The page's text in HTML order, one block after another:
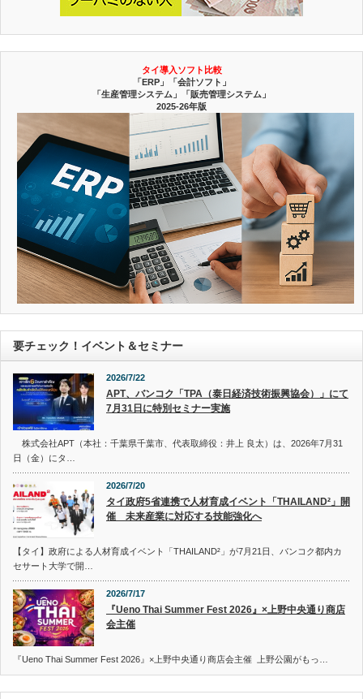
タイ導入ソフト比較
「ERP」「会計ソフト」
「生産管理システム」「販売管理システム」
2025-26年版
要チェック！イベント＆セミナー
2026/7/22
APT、バンコク「TPA（泰日経済技術振興協会）」にて
7月31日に特別セミナー実施
株式会社APT（本社：千葉県千葉市、代表取締役：井上 良太）は、2026年7月31
日（金）にタ…
2026/7/20
タイ政府5省連携で人材育成イベント「THAILAND²」開
催 未来産業に対応する技能強化へ
【タイ】政府による人材育成イベント「THAILAND²」が7月21日、バンコク都内カ
セサート大学で開…
2026/7/17
『Ueno Thai Summer Fest 2026』×上野中央通り商店
会主催
『Ueno Thai Summer Fest 2026』×上野中央通り商店会主催 上野公園がもっ…